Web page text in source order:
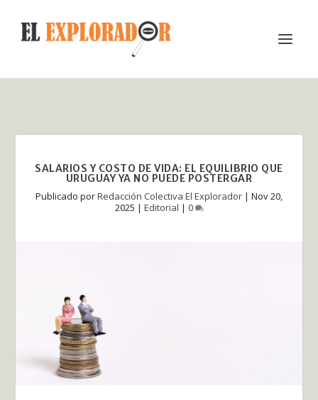
SALARIOS Y COSTO DE VIDA: EL EQUILIBRIO QUE
URUGUAY YA NO PUEDE POSTERGAR
Publicado porRedacción Colectiva El Explorador | Nov 20,
2025 | Editorial | 0